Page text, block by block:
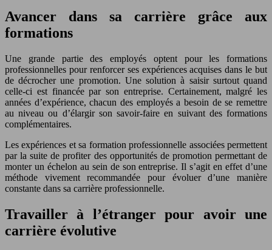
Avancer dans sa carrière grâce aux
formations
Une grande partie des employés optent pour les formations
professionnelles pour renforcer ses expériences acquises dans le but
de décrocher une promotion. Une solution à saisir surtout quand
celle-ci est financée par son entreprise. Certainement, malgré les
années d’expérience, chacun des employés a besoin de se remettre
au niveau ou d’élargir son savoir-faire en suivant des formations
complémentaires.
Les expériences et sa formation professionnelle associées permettent
par la suite de profiter des opportunités de promotion permettant de
monter un échelon au sein de son entreprise. Il s’agit en effet d’une
méthode vivement recommandée pour évoluer d’une manière
constante dans sa carrière professionnelle.
Travailler à l’étranger pour avoir une
carrière évolutive